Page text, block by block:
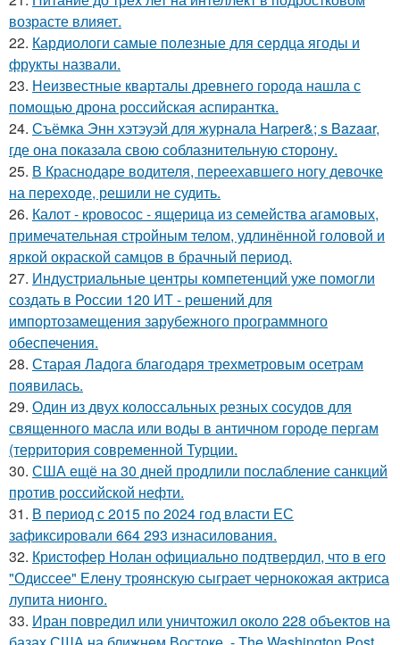
возрасте влияет.
22. Кардиологи самые полезные для сердца ягоды и
фрукты назвали.
23. Неизвестные кварталы древнего города нашла с
помощью дрона российская аспирантка.
24. Съёмка Энн хэтэуэй для журнала Harper&; s Bazaar,
где она показала свою соблазнительную сторону.
25. В Краснодаре водителя, переехавшего ногу девочке
на переходе, решили не судить.
26. Калот - кровосос - ящерица из семейства агамовых,
примечательная стройным телом, удлинённой головой и
яркой окраской самцов в брачный период.
27. Индустриальные центры компетенций уже помогли
создать в России 120 ИТ - решений для
импортозамещения зарубежного программного
обеспечения.
28. Старая Ладога благодаря трехметровым осетрам
появилась.
29. Один из двух колоссальных резных сосудов для
священного масла или воды в античном городе пергам
(территория современной Турции.
30. США ещё на 30 дней продлили послабление санкций
против российской нефти.
31. В период с 2015 по 2024 год власти ЕС
зафиксировали 664 293 изнасилования.
32. Кристофер Нолан официально подтвердил, что в его
"Одиссее" Елену троянскую сыграет чернокожая актриса
лупита нионго.
33. Иран повредил или уничтожил около 228 объектов на